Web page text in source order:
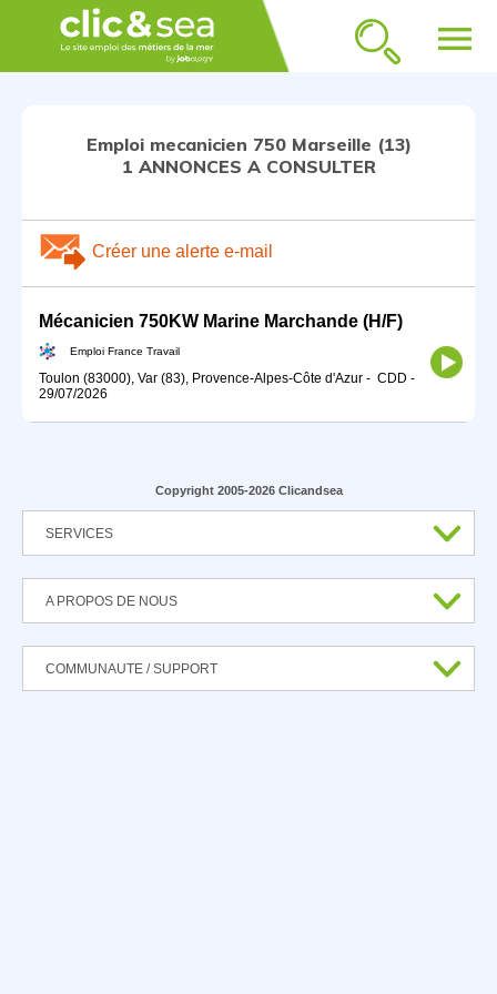
menu
Emploi mecanicien 750 Marseille (13)
1 ANNONCES A CONSULTER
Créer une alerte e-mail
Mécanicien 750KW Marine Marchande (H/F)
Emploi France Travail
Toulon (83000), Var (83), Provence-Alpes-Côte d'Azur - CDD -
29/07/2026
Copyright 2005-2026 Clicandsea
SERVICES
A PROPOS DE NOUS
COMMUNAUTE / SUPPORT